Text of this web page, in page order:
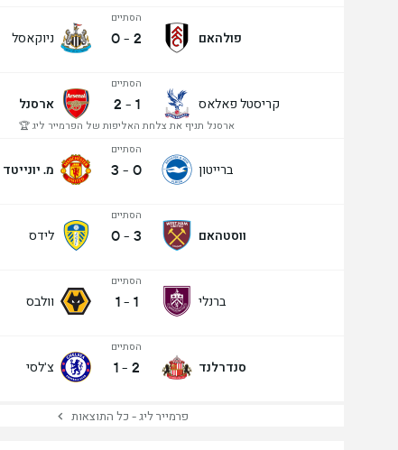
פולהאם
הסתיים
2
-
0 ניוקאסל
קריסטל פאלאס
הסתיים
1
-
2
ארסנל תניף את צלחת האליפות של הפרמייר ליג 🏆
ארסנל
ברייטון
הסתיים
0
-
3 מ. יונייטד
ווסטהאם
הסתיים
3
-
0 לידס
ברנלי
הסתיים
1
-
1 וולבס
סנדרלנד
הסתיים
2
-
1 צ'לסי
פרמייר ליג - כל התוצאות